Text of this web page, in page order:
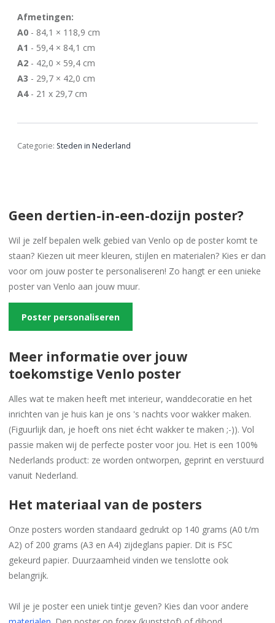
Afmetingen:
A0 - 84,1 × 118,9 cm
A1 - 59,4 × 84,1 cm
A2 - 42,0 × 59,4 cm
A3 - 29,7 × 42,0 cm
A4- 21 x 29,7 cm
Categorie: Steden in Nederland
Geen dertien-in-een-dozijn poster?
Wil je zelf bepalen welk gebied van Venlo op de poster komt te
staan? Kiezen uit meer kleuren, stijlen en materialen? Kies er dan
voor om jouw poster te personaliseren! Zo hangt er een unieke
poster van Venlo aan jouw muur.
Poster personaliseren
Meer informatie over jouw
toekomstige Venlo poster
Alles wat te maken heeft met interieur, wanddecoratie en het
inrichten van je huis kan je ons 's nachts voor wakker maken.
(Figuurlijk dan, je hoeft ons niet écht wakker te maken ;-)). Vol
passie maken wij de perfecte poster voor jou. Het is een 100%
Nederlands product: ze worden ontworpen, geprint en verstuurd
vanuit Nederland.
Het materiaal van de posters
Onze posters worden standaard gedrukt op 140 grams (A0 t/m
A2) of 200 grams (A3 en A4) zijdeglans papier. Dit is FSC
gekeurd papier. Duurzaamheid vinden we tenslotte ook
belangrijk.
Wil je je poster een uniek tintje geven? Kies dan voor andere